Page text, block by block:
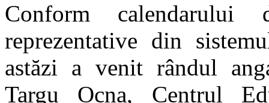
Conform calendarului
reprezentative din
astăzi a venit rândul
Targu Ocna, Centrul